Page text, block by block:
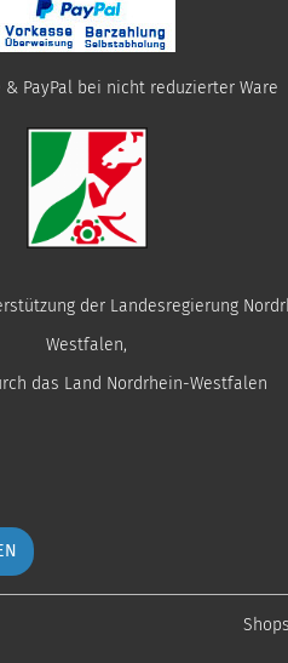
PayPal bei nicht reduzierter Ware
der Landesregierung
Westfalen,
das Land Nordrhein-Westfalen